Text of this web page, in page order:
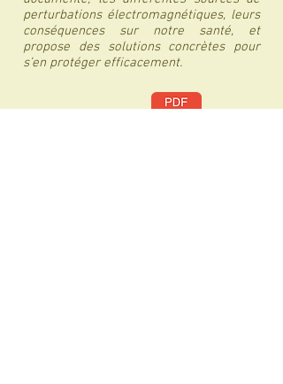
perturbations électromagnétiques, leurs
conséquences sur notre santé, et
propose des solutions concrètes pour
s’en protéger efficacement.